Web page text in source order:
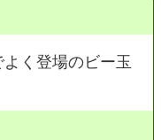
く登場のビー玉